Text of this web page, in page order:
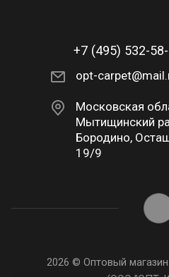
+7 (495) 532-
opt-
Московская
Мытищинский
Бородино,
19/9
2026 © Оптовый